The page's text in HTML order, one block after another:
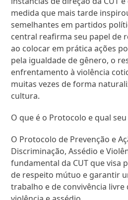
medida que mais tarde
semelhantes em partidos
central reafirma seu papel de
ao colocar em prática ações
pela igualdade de gênero, o
enfrentamento à violência
muitas vezes de forma
cultura.
O que é o Protocolo e qual
O Protocolo de Prevenção e
Discriminação, Assédio e
fundamental da CUT que visa
de respeito mútuo e garantir
trabalho e de convivência